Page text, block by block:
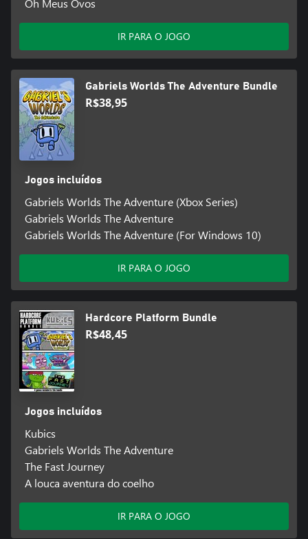
Oh Meus Ovos
IR PARA O JOGO
Gabriels Worlds The Adventure Bundle
R$38,95
Jogos incluídos
Gabriels Worlds The Adventure (Xbox Series)
Gabriels Worlds The Adventure
Gabriels Worlds The Adventure (For Windows 10)
IR PARA O JOGO
Hardcore Platform Bundle
R$48,45
Jogos incluídos
Kubics
Gabriels Worlds The Adventure
The Fast Journey
A louca aventura do coelho
IR PARA O JOGO